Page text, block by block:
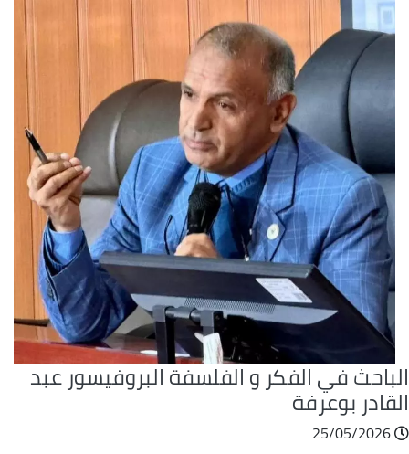
في الفكر و الفلسفة البروفيسور عبد
بوعرفة
25/05/2026